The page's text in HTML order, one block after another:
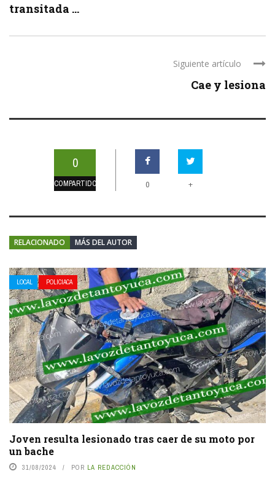
transitada ...
Siguiente artículo
Cae y lesiona
0
COMPARTIDOS 0 +
RELACIONADO MÁS DEL AUTOR
LOCAL POLICIACA
Joven resulta lesionado tras caer de su moto por
un bache
31/08/2024 POR LA REDACCIÓN